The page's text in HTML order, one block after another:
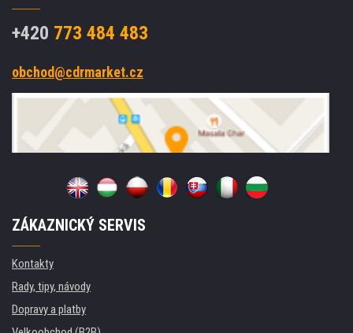
+420 773 484 483
obchod@cdrmarket.cz
ZÁKAZNICKÝ SERVIS
Kontakty
Rady, tipy, návody
Dopravy a platby